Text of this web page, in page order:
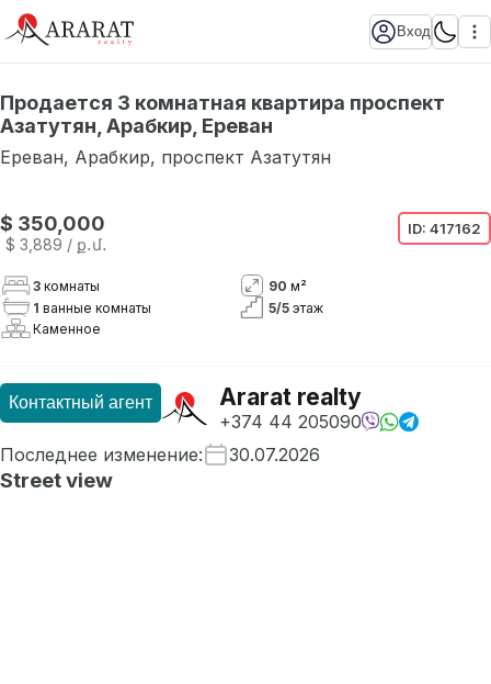
Вход
Продается 3 комнатная квартира проспект
Азатутян, Арабкир, Ереван
Ереван, Арабкир, проспект Азатутян
$ 350,000
$ 3,889 / ք․մ․
ID: 417162
3 комнаты 90 м²
1 ванные комнаты 5/5 этаж
Каменное
Контактный агент Ararat realty
+374 44 205090
Последнее изменение: 30.07.2026
Street view